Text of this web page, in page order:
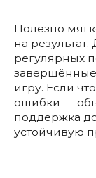
Полезно
на
регулярных
завершённые
игру. Если
ошибки —
поддержка
устойчивую